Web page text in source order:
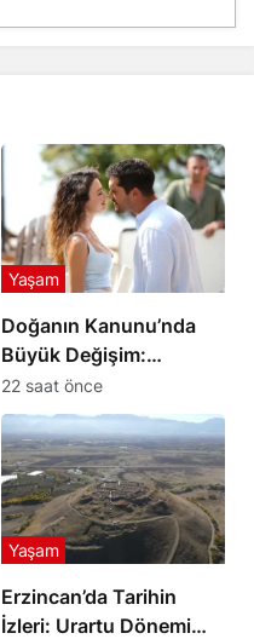
Doğanın Kanunu’nda
Büyük Değişim:
Keçilik’te Kaderler
Değişiyor
Yaşam
22 saat önce
Erzincan’da Tarihin
İzleri: Urartu Dönemi
Yaşam